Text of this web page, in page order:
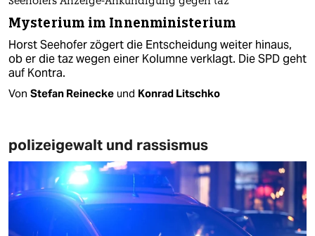
Mysterium im Innenministerium
Horst Seehofer zögert die Entscheidung weiter hinaus,
ob er die taz wegen einer Kolumne verklagt. Die SPD geht
auf Kontra.
Von Stefan Reinecke und Konrad Litschko
polizeigewalt und rassismus